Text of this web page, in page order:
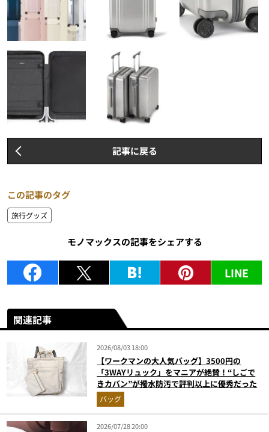
記事に戻る
この記事のタグ
旅行グッズ
モノマックスの記事をシェアする
LINE
関連記事
2026/08/03 18:00
【ワークマンの大人気バッグ】3500円の
「3WAYリュック」をマニアが絶賛！“しごで
きカバン”が撥水防汚で評判以上に優秀だった
バッグ
2026/07/28 20:00